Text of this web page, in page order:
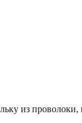
из проволоки,